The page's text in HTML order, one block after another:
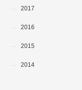
2017
2016
2015
2014